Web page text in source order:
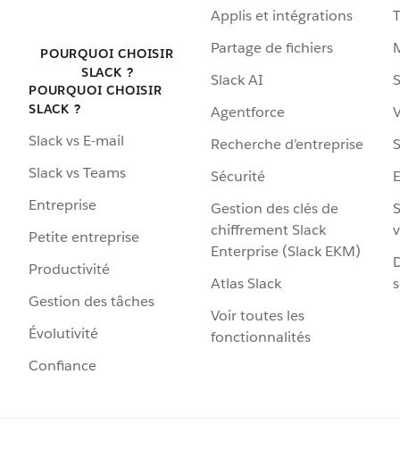
POURQUOI CHOISIR
SLACK ?
POURQUOI CHOISIR
SLACK ?
Slack vs E-mail
Slack vs Teams
Entreprise
Petite entreprise
Productivité
Gestion des tâches
Évolutivité
Confiance
Applis et intégrations
Partage de fichiers
Slack AI
Agentforce
Recherche d’entreprise
Sécurité
Gestion des clés de
chiffrement Slack
Enterprise (Slack EKM)
Atlas Slack
Voir toutes les
fonctionnalités